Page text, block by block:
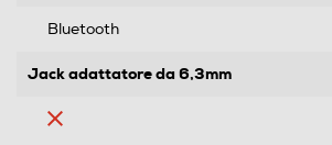
Bluetooth
Jack adattatore da 6,3mm